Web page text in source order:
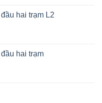
hai trạm L2
hai trạm